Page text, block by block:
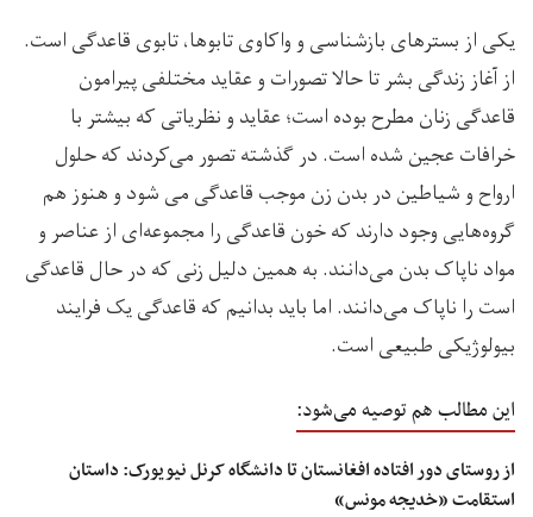
یکی از بسترهای بازشناسی و واکاوی تابوها، تابوی قاعدگی است.
از آغاز زندگی بشر تا حالا تصورات و عقاید مختلفی پیرامون
قاعدگی زنان مطرح بوده است؛ عقاید و نظریاتی که بیشتر با
خرافات عجین شده است. در گذشته تصور می‌کردند که حلول
ارواح و شیاطین در بدن زن موجب قاعدگی می شود و هنوز هم
گروه‌هایی وجود دارند که خون قاعدگی را مجموعه‌ای از عناصر و
مواد ناپاک بدن می‌دانند. به همین دلیل زنی که در حال قاعدگی
است را ناپاک می‌دانند. اما باید بدانیم که قاعدگی یک فرایند
بیولوژیکی طبیعی است.
این مطالب هم توصیه می‌شود:
از روستای دور افتاده‌ افغانستان تا دانشگاه کرنل نیویورک: داستان
استقامت «خدیجه مونس»